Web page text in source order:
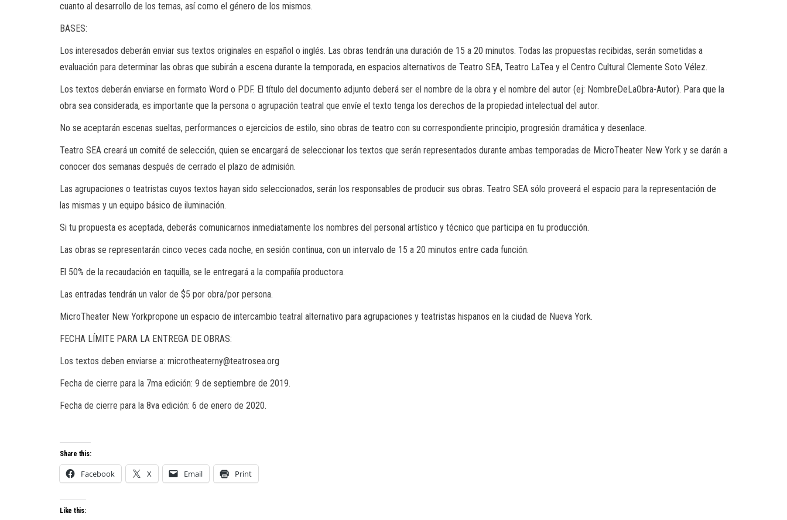
cuanto al desarrollo de los temas, así como el género de los mismos.
BASES:
Los interesados deberán enviar sus textos originales en español o inglés. Las obras tendrán una duración de 15 a 20 minutos. Todas las propuestas recibidas, serán sometidas a
evaluación para determinar las obras que subirán a escena durante la temporada, en espacios alternativos de Teatro SEA, Teatro LaTea y el Centro Cultural Clemente Soto Vélez.
Los textos deberán enviarse en formato Word o PDF. El título del documento adjunto deberá ser el nombre de la obra y el nombre del autor (ej: NombreDeLaObra-Autor). Para que la
obra sea considerada, es importante que la persona o agrupación teatral que envíe el texto tenga los derechos de la propiedad intelectual del autor.
No se aceptarán escenas sueltas, performances o ejercicios de estilo, sino obras de teatro con su correspondiente principio, progresión dramática y desenlace.
Teatro SEA creará un comité de selección, quien se encargará de seleccionar los textos que serán representados durante ambas temporadas de MicroTheater New York y se darán a
conocer dos semanas después de cerrado el plazo de admisión.
Las agrupaciones o teatristas cuyos textos hayan sido seleccionados, serán los responsables de producir sus obras. Teatro SEA sólo proveerá el espacio para la representación de
las mismas y un equipo básico de iluminación.
Si tu propuesta es aceptada, deberás comunicarnos inmediatamente los nombres del personal artístico y técnico que participa en tu producción.
Las obras se representarán cinco veces cada noche, en sesión continua, con un intervalo de 15 a 20 minutos entre cada función.
El 50% de la recaudación en taquilla, se le entregará a la compañía productora.
Las entradas tendrán un valor de $5 por obra/por persona.
MicroTheater New Yorkpropone un espacio de intercambio teatral alternativo para agrupaciones y teatristas hispanos en la ciudad de Nueva York.
FECHA LÍMITE PARA LA ENTREGA DE OBRAS:
Los textos deben enviarse a: microtheaterny@teatrosea.org
Fecha de cierre para la 7ma edición: 9 de septiembre de 2019.
Fecha de cierre para la 8va edición: 6 de enero de 2020.
Share this:
Facebook X Email Print
Like this: